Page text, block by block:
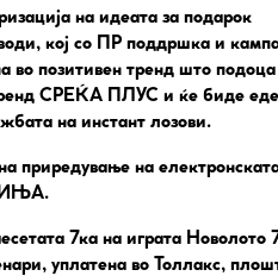
на идеата за подарок
кој со ПР поддршка и
во позитивен тренд што
СРЕЌА ПЛУС и ќе биде
на инстант лозови.
приредување на
7ка на играта Новолото
уплатена во Толлакс,